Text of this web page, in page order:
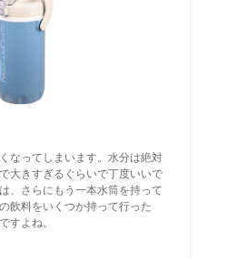
なってしまいます。水分は絶対
大きすぎるぐらいで丁度いいで
、さらにもう一本水筒を持って
飲料をいくつか持って行った
すよね。